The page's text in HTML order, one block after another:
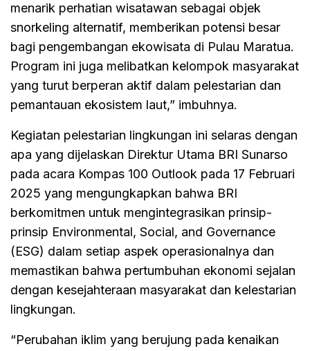
menarik perhatian wisatawan sebagai objek
snorkeling alternatif, memberikan potensi besar
bagi pengembangan ekowisata di Pulau Maratua.
Program ini juga melibatkan kelompok masyarakat
yang turut berperan aktif dalam pelestarian dan
pemantauan ekosistem laut,” imbuhnya.
Kegiatan pelestarian lingkungan ini selaras dengan
apa yang dijelaskan Direktur Utama BRI Sunarso
pada acara Kompas 100 Outlook pada 17 Februari
2025 yang mengungkapkan bahwa BRI
berkomitmen untuk mengintegrasikan prinsip-
prinsip Environmental, Social, and Governance
(ESG) dalam setiap aspek operasionalnya dan
memastikan bahwa pertumbuhan ekonomi sejalan
dengan kesejahteraan masyarakat dan kelestarian
lingkungan.
“Perubahan iklim yang berujung pada kenaikan